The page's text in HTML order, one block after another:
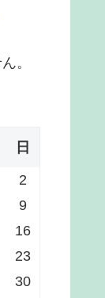
。
日
2
9
16
23
30